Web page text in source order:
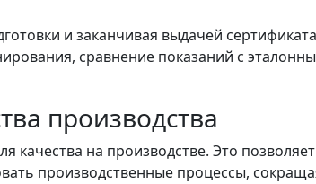
и заканчивая выдачей
сравнение показаний с
производства
на производстве. Это
производственные процессы,